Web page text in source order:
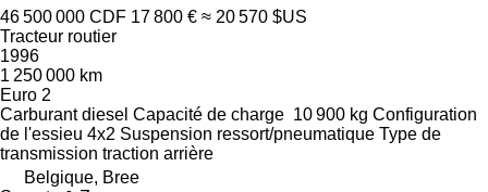
46 500 000 CDF 17 800 € ≈ 20 570 $US
Tracteur routier
1996
1 250 000 km
Euro 2
Carburant diesel Capacité de charge 10 900 kg Configuration
de l'essieu 4x2 Suspension ressort/pneumatique Type de
transmission traction arrière
Belgique, Bree